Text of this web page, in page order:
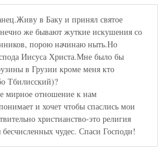
в Баку и принял святое
же бывают жуткие искушения со
порою начинаю ныть.Но
Иисуса Христа.Мне было бы
в Грузии кроме меня кто
Тбилисский)?
мирное отношение к нам
и хочет чтобы спаслись мои
христианство-это религия
чудес. Спаси Господи!